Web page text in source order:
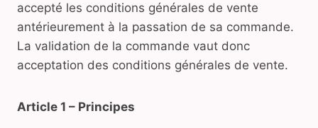
accepté les conditions générales de vente
antérieurement à la passation de sa commande.
La validation de la commande vaut donc
acceptation des conditions générales de vente.
Article 1 – Principes